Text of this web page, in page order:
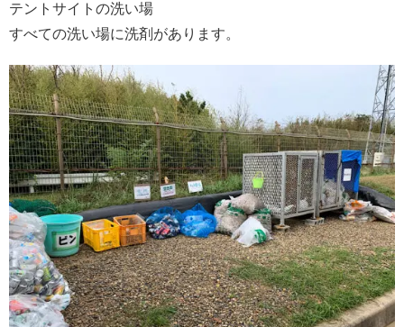
テントサイトの洗い場
すべての洗い場に洗剤があります。